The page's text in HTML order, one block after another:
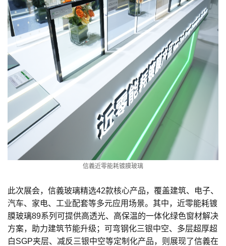
信義近零能耗镀膜玻璃
此次展会，信義玻璃精选42款核心产品，覆盖建筑、电子、
汽车、家电、工业配套等多元应用场景。其中，近零能耗镀
膜玻璃89系列可提供高透光、高保温的一体化绿色窗材解决
方案，助力建筑节能升级；可弯钢化三银中空、多层超厚超
白SGP夹层、减反三银中空等定制化产品，则展现了信義在